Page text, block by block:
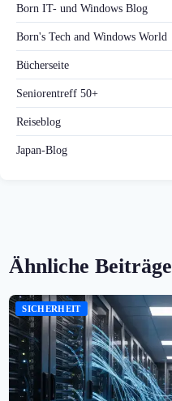
Born IT- und Windows Blog
Born's Tech and Windows World
Bücherseite
Seniorentreff 50+
Reiseblog
Japan-Blog
Ähnliche Beiträge
SICHERHEIT